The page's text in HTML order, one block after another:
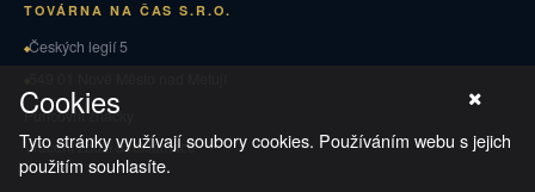
TOVÁRNA NA ČAS S.R.O.
Českých legií 5
Puncovní značky
Vrácení zboží a reklamace
Cookies
Tyto stránky využívají soubory cookies. Používáním webu s jejich
použitím souhlasíte.